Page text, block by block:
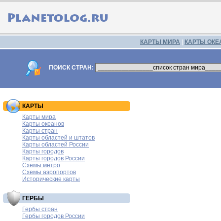
КАРТЫ МИРА КАРТЫ
ПОИСК СТРАН:
КАРТЫ
Карты мира
Карты океанов
Карты стран
Карты областей и штатов
Карты областей России
Карты городов
Карты городов России
Схемы метро
Схемы аэропортов
Исторические карты
ГЕРБЫ
Гербы стран
Гербы городов России